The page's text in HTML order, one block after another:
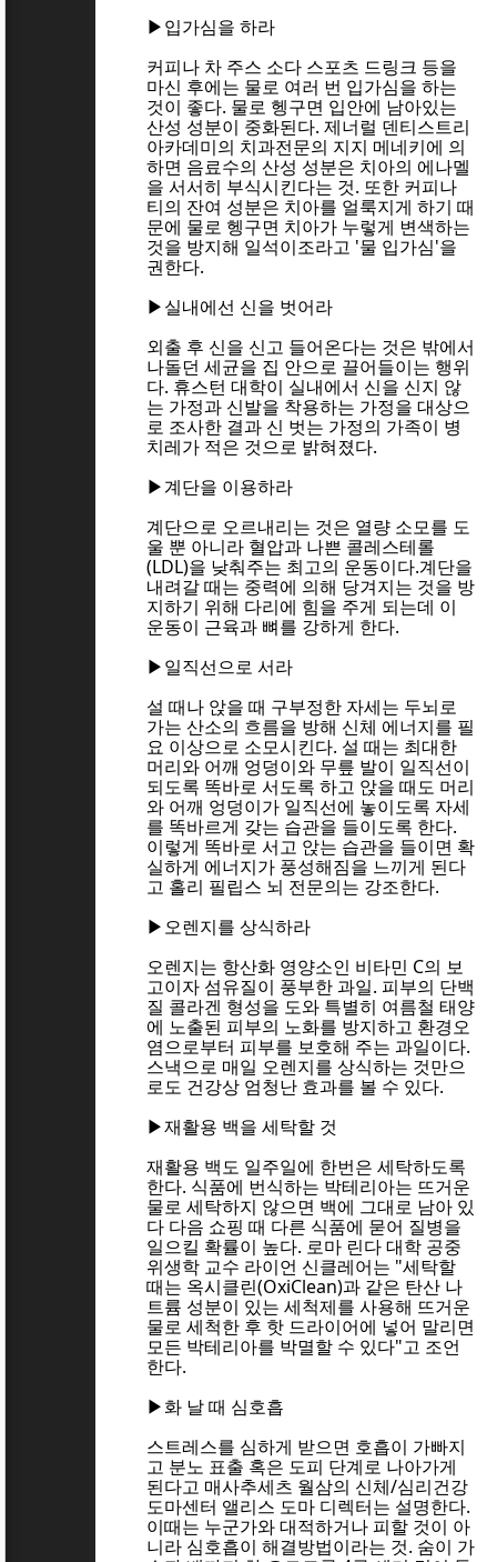
▶입가심을 하라
커피나 차 주스 소다 스포츠 드링크 등을
마신 후에는 물로 여러 번 입가심을 하는
것이 좋다. 물로 헹구면 입안에 남아있는
산성 성분이 중화된다. 제너럴 덴티스트리
아카데미의 치과전문의 지지 메네키에 의
하면 음료수의 산성 성분은 치아의 에나멜
을 서서히 부식시킨다는 것. 또한 커피나
티의 잔여 성분은 치아를 얼룩지게 하기 때
문에 물로 헹구면 치아가 누렇게 변색하는
것을 방지해 일석이조라고 '물 입가심'을
권한다.
▶실내에선 신을 벗어라
외출 후 신을 신고 들어온다는 것은 밖에서
나돌던 세균을 집 안으로 끌어들이는 행위
다. 휴스턴 대학이 실내에서 신을 신지 않
는 가정과 신발을 착용하는 가정을 대상으
로 조사한 결과 신 벗는 가정의 가족이 병
치레가 적은 것으로 밝혀졌다.
▶계단을 이용하라
계단으로 오르내리는 것은 열량 소모를 도
울 뿐 아니라 혈압과 나쁜 콜레스테롤
(LDL)을 낮춰주는 최고의 운동이다.계단을
내려갈 때는 중력에 의해 당겨지는 것을 방
지하기 위해 다리에 힘을 주게 되는데 이
운동이 근육과 뼈를 강하게 한다.
▶일직선으로 서라
설 때나 앉을 때 구부정한 자세는 두뇌로
가는 산소의 흐름을 방해 신체 에너지를 필
요 이상으로 소모시킨다. 설 때는 최대한
머리와 어깨 엉덩이와 무릎 발이 일직선이
되도록 똑바로 서도록 하고 앉을 때도 머리
와 어깨 엉덩이가 일직선에 놓이도록 자세
를 똑바르게 갖는 습관을 들이도록 한다.
이렇게 똑바로 서고 앉는 습관을 들이면 확
실하게 에너지가 풍성해짐을 느끼게 된다
고 홀리 필립스 뇌 전문의는 강조한다.
▶오렌지를 상식하라
오렌지는 항산화 영양소인 비타민 C의 보
고이자 섬유질이 풍부한 과일. 피부의 단백
질 콜라겐 형성을 도와 특별히 여름철 태양
에 노출된 피부의 노화를 방지하고 환경오
염으로부터 피부를 보호해 주는 과일이다.
스낵으로 매일 오렌지를 상식하는 것만으
로도 건강상 엄청난 효과를 볼 수 있다.
▶재활용 백을 세탁할 것
재활용 백도 일주일에 한번은 세탁하도록
한다. 식품에 번식하는 박테리아는 뜨거운
물로 세탁하지 않으면 백에 그대로 남아 있
다 다음 쇼핑 때 다른 식품에 묻어 질병을
일으킬 확률이 높다. 로마 린다 대학 공중
위생학 교수 라이언 신클레어는 "세탁할
때는 옥시클린(OxiClean)과 같은 탄산 나
트륨 성분이 있는 세척제를 사용해 뜨거운
물로 세척한 후 핫 드라이어에 넣어 말리면
모든 박테리아를 박멸할 수 있다"고 조언
한다.
▶화 날 때 심호흡
스트레스를 심하게 받으면 호흡이 가빠지
고 분노 표출 혹은 도피 단계로 나아가게
된다고 매사추세츠 월삼의 신체/심리건강
도마센터 앨리스 도마 디렉터는 설명한다.
이때는 누군가와 대적하거나 피할 것이 아
니라 심호흡이 해결방법이라는 것. 숨이 가